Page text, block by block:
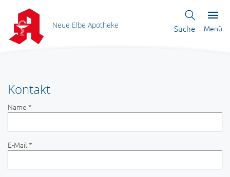
Neue Elbe Apotheke Suche Menü
Kontakt
Name *
E-Mail *